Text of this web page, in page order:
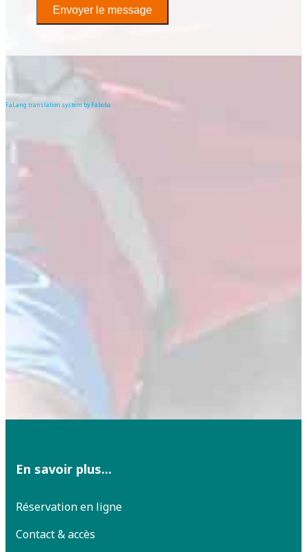
Envoyer le message
FaLang translation system by Faboba
En savoir plus...
Réservation en ligne
Contact & accès